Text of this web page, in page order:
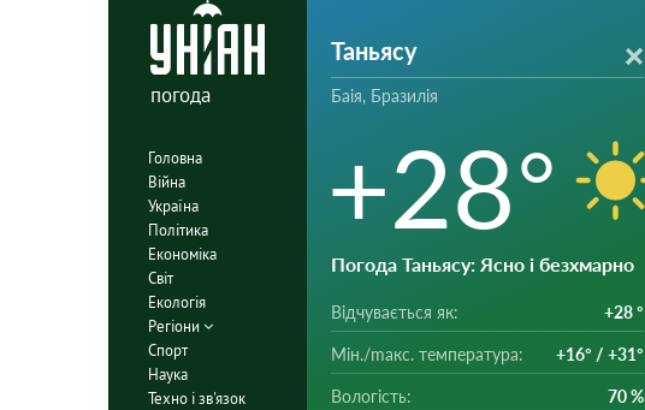
погода
Головна
Війна
Україна
Політика
Економіка
Світ
Екологія
Регіони
Спорт
Наука
Техно і зв'язок
Таньясу
Баія, Бразилія
+28°
Погода Таньясу: Ясно і безхмарно
Відчувається як: +28 °
Мін./mакс. температура: +16° / +31°
Вологість: 70 %